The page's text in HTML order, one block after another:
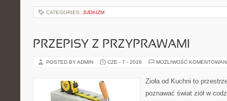
CATEGORIES: JUDAIZM
PRZEPISY Z PRZYPRAWAMI
POSTED BY ADMIN CZE - 7 - 2026 MOŻLIWOŚĆ
Zioła od Kuchni to
poznawać świat ziół w